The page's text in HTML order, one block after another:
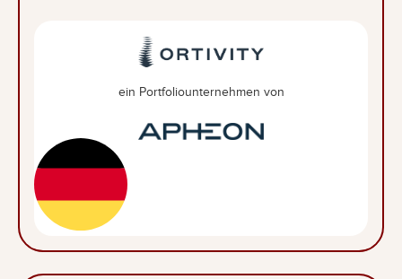
ein Portfoliounternehmen von